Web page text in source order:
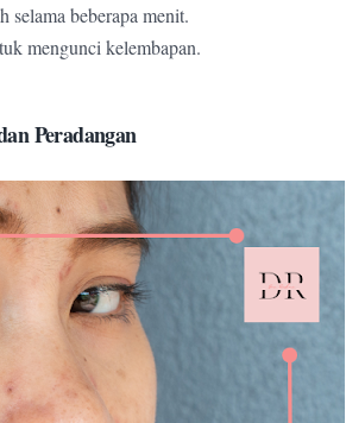
selama beberapa menit.
mengunci kelembapan.
Peradangan